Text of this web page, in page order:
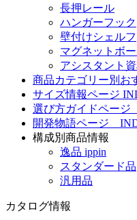
長押レール
ハンガーフック
壁付けシェルフ
マグネットボ
アシスタント
商品カテゴリー別
サイズ情報ページ
選び方ガイドペー
開発物語ページ
構成別商品情報
逸品 ippin
スタンダード品
汎用品
カタログ情報